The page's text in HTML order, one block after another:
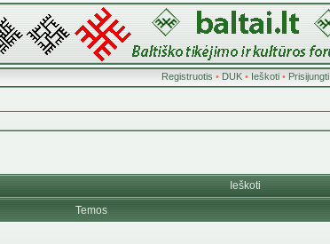
Registruotis • DUK• Ieškoti• Prisijungti
Ieškoti
Temos